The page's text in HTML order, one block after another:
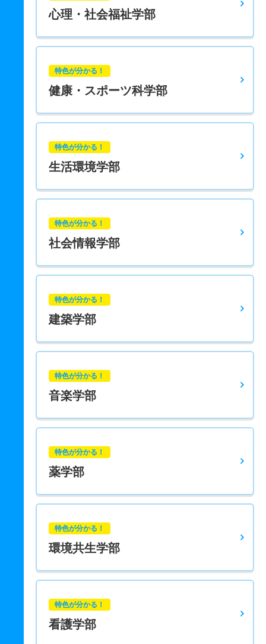
心理・社会福祉学部
特色が分かる！
健康・スポーツ科学部
特色が分かる！
生活環境学部
特色が分かる！
社会情報学部
特色が分かる！
建築学部
特色が分かる！
音楽学部
特色が分かる！
薬学部
特色が分かる！
環境共生学部
特色が分かる！
看護学部